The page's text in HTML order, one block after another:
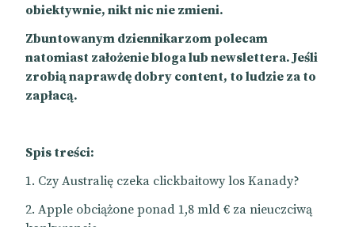
obiektywnie, nikt nic nie zmieni.
Zbuntowanym dziennikarzom polecam
natomiast założenie bloga lub newslettera. Jeśli
zrobią naprawdę dobry content, to ludzie za to
zapłacą.
Spis treści:
Czy Australię czeka clickbaitowy los Kanady?
Apple obciążone ponad 1,8 mld € za nieuczciwą